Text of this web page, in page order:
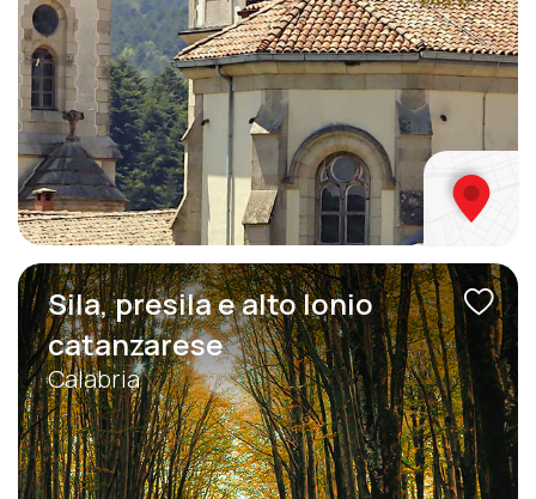
Sila, presila e alto Ionio
catanzarese
Calabria